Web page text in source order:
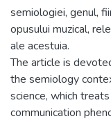
semiologiei, genul,
opusului muzical,
ale acestuia.
The article is
the semiology
science, which
communication